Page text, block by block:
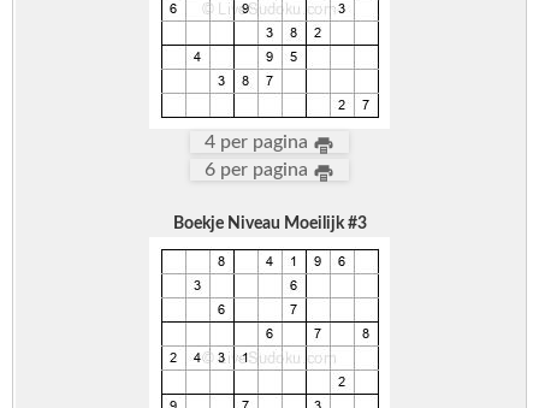
4 per pagina
6 per pagina
Boekje Niveau Moeilijk #3